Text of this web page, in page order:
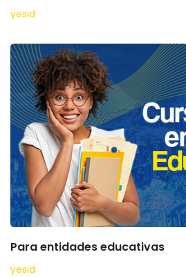
yesid
Para entidades educativas
yesid